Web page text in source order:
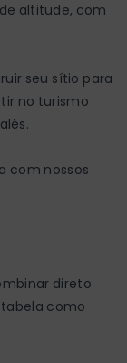
altitude, com
seu sítio para
no turismo
com nossos
direto
como